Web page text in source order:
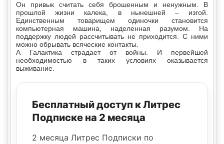
Он привык считать себя брошенным и ненужным. В
прошлой жизни калека, в нынешней – изгой.
Единственным товарищем одиночки становится
компьютерная машина, наделенная разумом. На
поддержку людей рассчитывать не приходится. С ними
можно обрывать всяческие контакты.
А Галактика страдает от войны. И первейшей
необходимостью в таких условиях оказывается
выживание.
Бесплатный доступ к Литрес
Подписке на 2 месяца
2 месяца Литрес Подписки по